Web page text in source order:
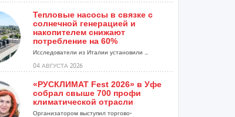
Тепловые насосы в связке с
солнечной генерацией и
накопителем снижают
потребление на 60%
Исследователи из Италии установили ...
04 АВГУСТА 2026
«РУСКЛИМАТ Fest 2026» в Уфе
собрал свыше 700 профи
климатической отрасли
Организатором выступил торгово-